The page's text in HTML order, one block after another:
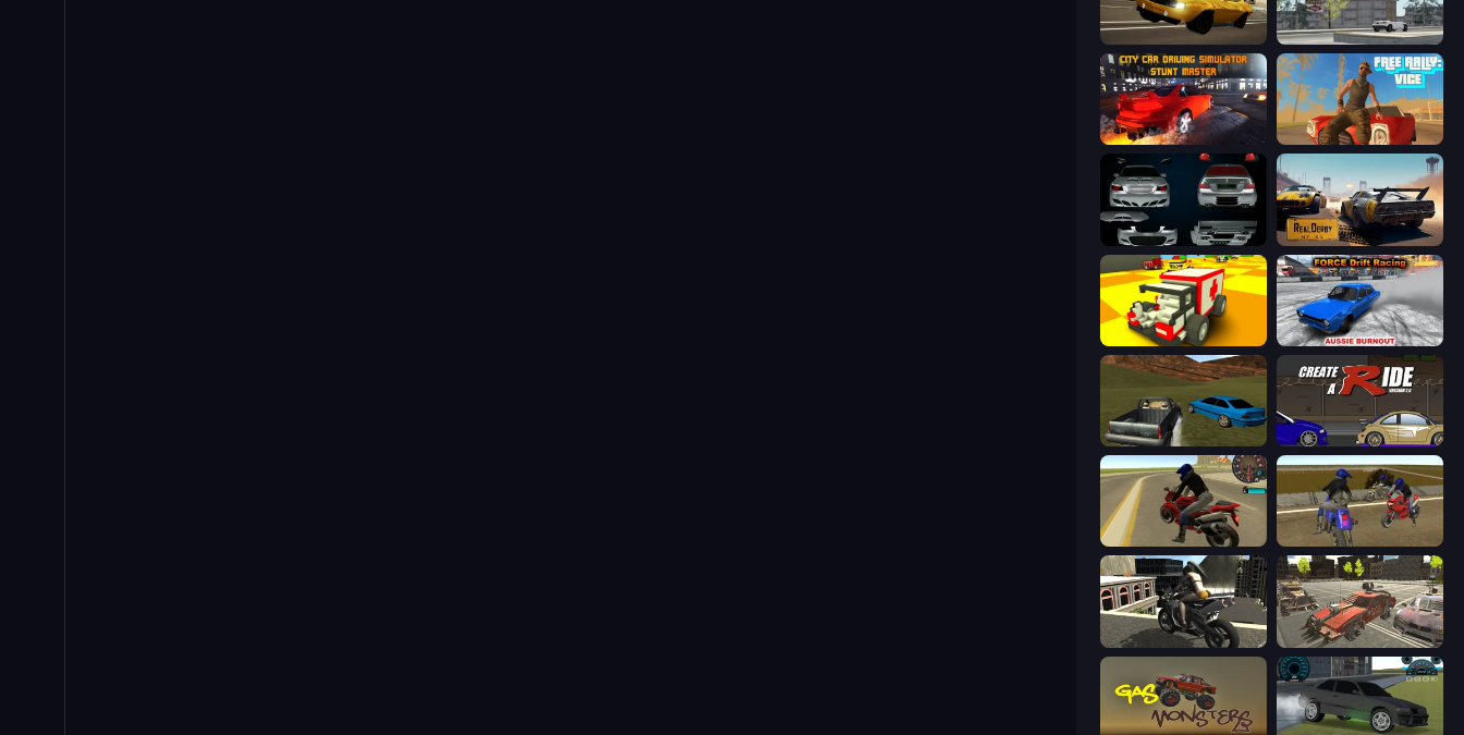
City Car Driver Free Rally: Lost Angeles
Free Rally: Vice
Decorate My BMW M5 RealDerby - Crash Day
Force Drift Racing: Aussie Burnout
RCC Stunt Cars Create-A-Ride
Moto Rider 3D Crazy Moto Stunts
Stunt Mania 3D Battle Cars 3D